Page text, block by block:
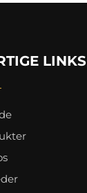
LINKS